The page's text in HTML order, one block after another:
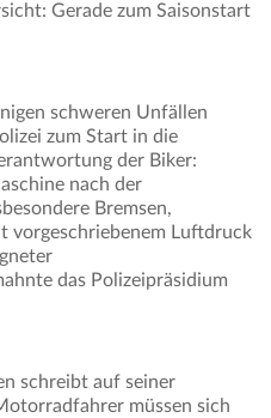
Gerade zum Saisonstart
schweren Unfällen
zum Start in die
der Biker:
nach der
Bremsen,
vorgeschriebenem Luftdruck
das Polizeipräsidium
schreibt auf seiner
müssen sich